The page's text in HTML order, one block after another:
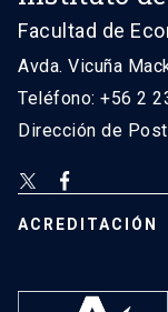
Facultad de
Avda. Vicuña
Teléfono: +56 2
Dirección de
ACREDITACIÓN